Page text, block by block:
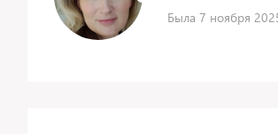
Была 7 ноября